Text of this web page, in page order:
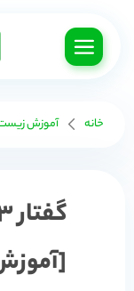
خانه آموزش